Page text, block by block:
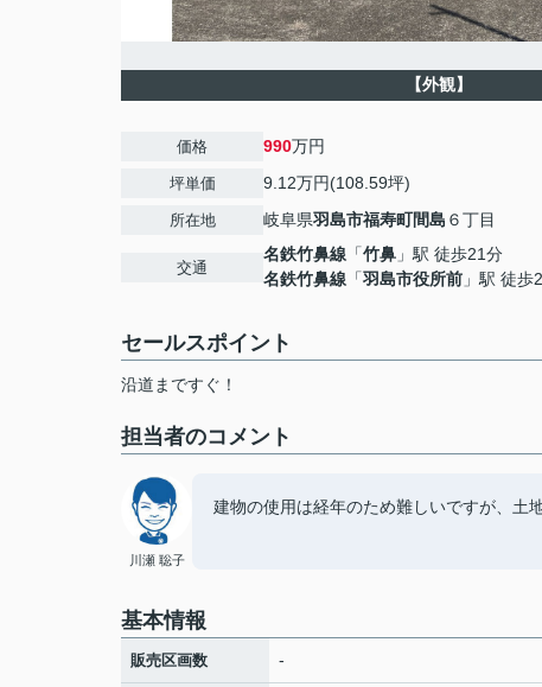
【外観】
価格 990万円
坪単価 9.12万円(108.59坪)
所在地 岐阜県羽島市福寿町間島 ６丁目
交通
名鉄竹鼻線 「竹鼻 」駅 徒歩21分
名鉄竹鼻線 「羽島市役所前 」駅 徒歩
セールスポイント
沿道まですぐ！
担当者のコメント
川瀬 聡子
建物の使用は経年のため難しいですが、土
基本情報
販売区画数 -